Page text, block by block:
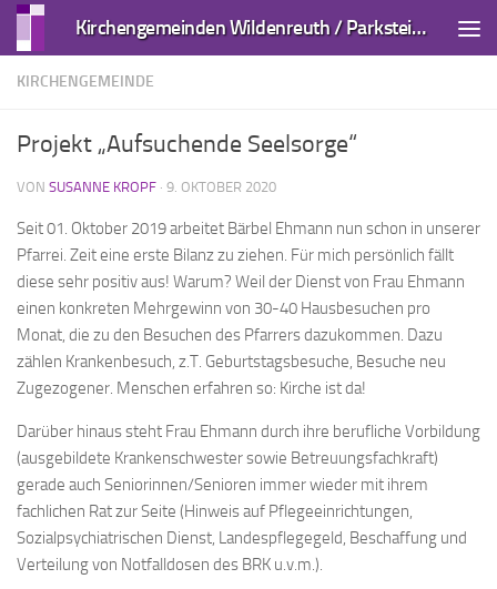
Zum Inhalt springen Kirchengemeinden Wildenreuth / Parkstein und Kirchendemenreuth
KIRCHENGEMEINDE
Projekt „Aufsuchende Seelsorge“
VON SUSANNE KROPF · 9. OKTOBER 2020
Seit 01. Oktober 2019 arbeitet Bärbel Ehmann nun schon in unserer
Pfarrei. Zeit eine erste Bilanz zu ziehen. Für mich persönlich fällt
diese sehr positiv aus! Warum? Weil der Dienst von Frau Ehmann
einen konkreten Mehrgewinn von 30-40 Hausbesuchen pro
Monat, die zu den Besuchen des Pfarrers dazukommen. Dazu
zählen Krankenbesuch, z.T. Geburtstagsbesuche, Besuche neu
Zugezogener. Menschen erfahren so: Kirche ist da!
Darüber hinaus steht Frau Ehmann durch ihre berufliche Vorbildung
(ausgebildete Krankenschwester sowie Betreuungsfachkraft)
gerade auch Seniorinnen/Senioren immer wieder mit ihrem
fachlichen Rat zur Seite (Hinweis auf Pflegeeinrichtungen,
Sozialpsychiatrischen Dienst, Landespflegegeld, Beschaffung und
Verteilung von Notfalldosen des BRK u.v.m.).